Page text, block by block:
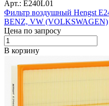
Арт.: E240L01
Фильтр воздушный Hengst
BENZ, VW (VOLKSWAGEN)
Цена по запросу
В корзину